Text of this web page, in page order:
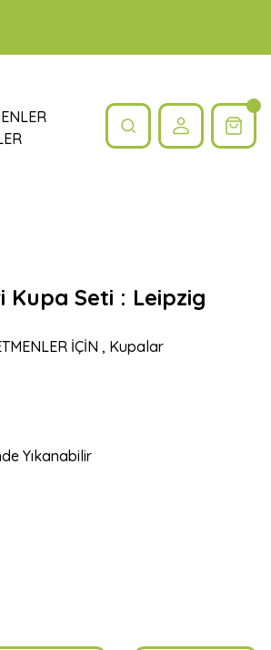
Kupa Seti : Leipzig
İÇİN , Kupalar
Yıkanabilir